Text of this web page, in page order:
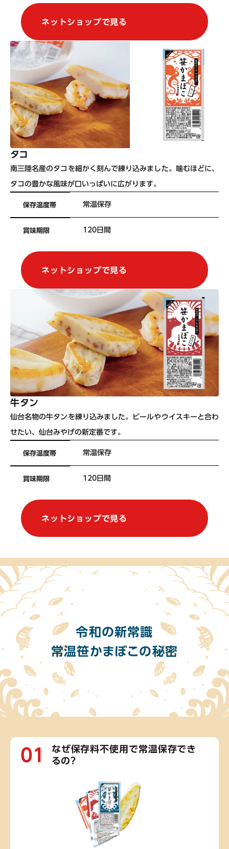
ネットショップで見る
タコ
南三陸名産のタコを細かく刻んで練り込みました。噛むほどに、
タコの豊かな風味が口いっぱいに広がります。
保存温度帯 常温保存
賞味期限 120日間
ネットショップで見る
牛タン
仙台名物の牛タンを練り込みました。ビールやウイスキーと合わ
せたい、仙台みやげの新定番です。
保存温度帯 常温保存
賞味期限 120日間
ネットショップで見る
令和の新常識
常温笹かまぼこの秘密
01 なぜ保存料不使用で常温保存でき
るの？